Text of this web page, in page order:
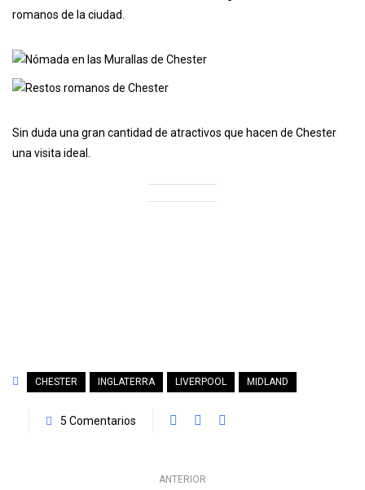
romanos de la ciudad.
Sin duda una gran cantidad de atractivos que hacen de Chester
una visita ideal.
CHESTER INGLATERRA LIVERPOOL MIDLAND
5 Comentarios
ANTERIOR